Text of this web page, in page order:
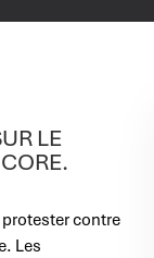
LE
contre
Les